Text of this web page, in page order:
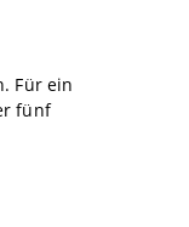
Für ein
fünf